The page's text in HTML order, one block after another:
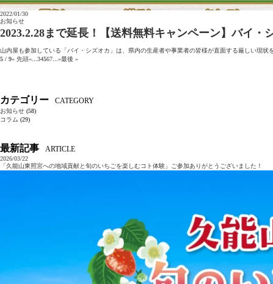
2022/01/30
お知らせ
2023.2.28まで延長！【送料無料キャンペーン】バイ・
山内屋も参加している「バイ・シズオカ」は、県内の生産者や事業者の皆様が直面する厳しい現
5 / 9« 先頭« 34567 »最後 »
カテゴリー CATEGORY
お知らせ (58)
コラム (29)
最新記事 ARTICLE
2026/03/22
「久能山東照宮への地域貢献と旬のいちごを楽しむコト体験」ご参加ありがとうございました！